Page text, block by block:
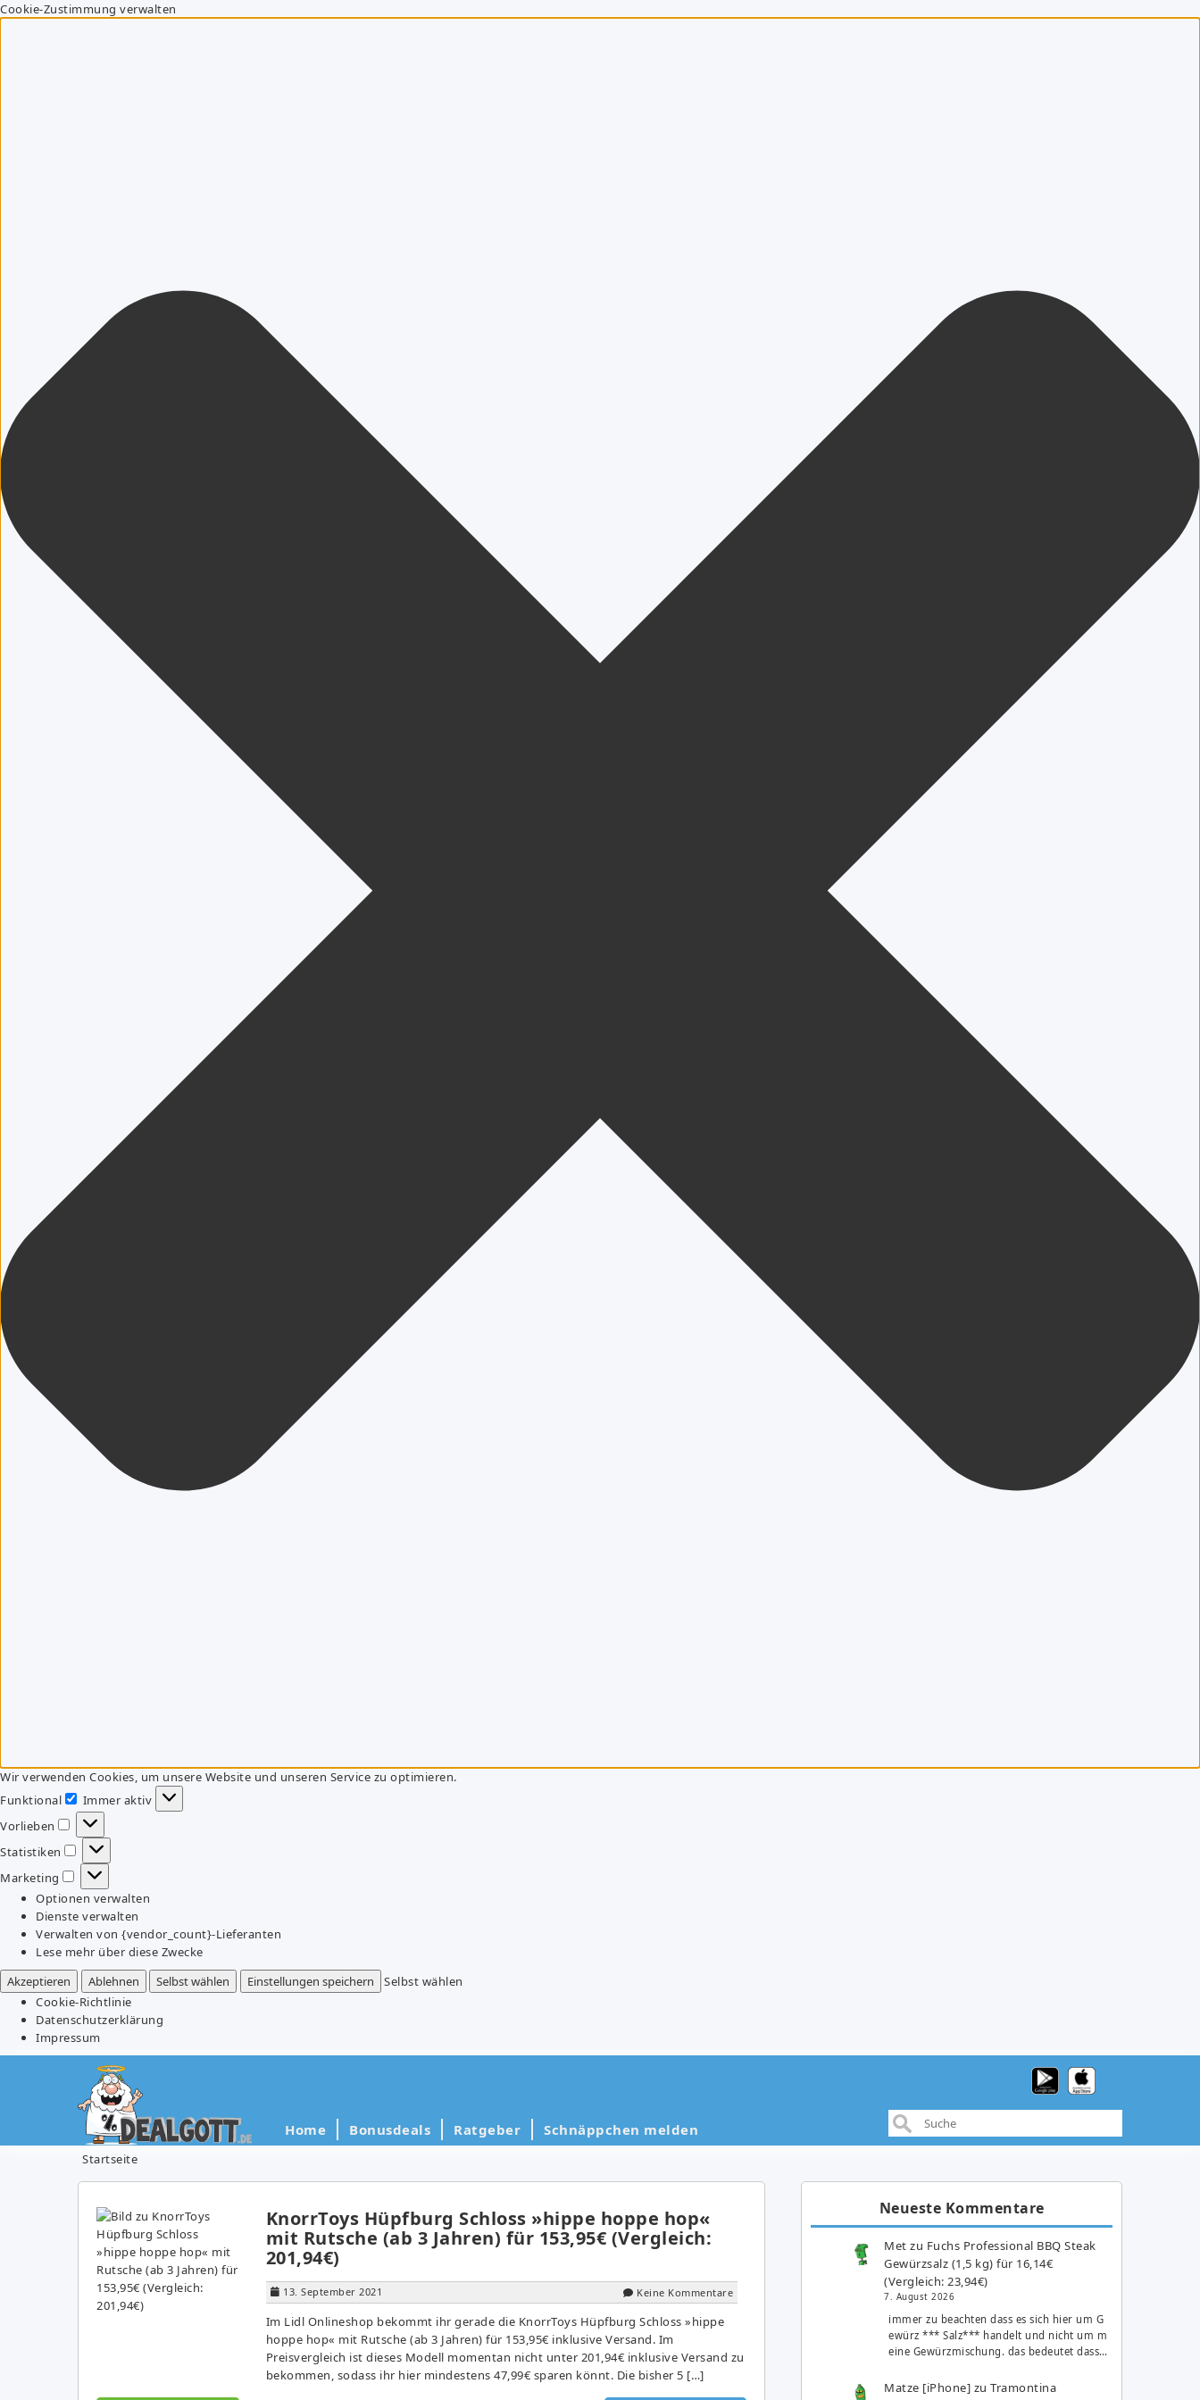
Cookie-Zustimmung verwalten
Wir verwenden Cookies, um unsere Website und unseren Service zu optimieren.
Funktional
Funktional
Immer aktiv
Vorlieben
Vorlieben
Statistiken
Statistiken
Marketing
Marketing
Optionen verwalten
Dienste verwalten
Verwalten von {vendor_count}-Lieferanten
Lese mehr über diese Zwecke
Akzeptieren
Ablehnen Selbst wählen Einstellungen speichern
Selbst wählen
Cookie-Richtlinie
Datenschutzerklärung
Impressum
Home Bonusdeals Ratgeber Schnäppchen melden
Startseite
KnorrToys Hüpfburg Schloss »hippe hoppe hop«
mit Rutsche (ab 3 Jahren) für 153,95€ (Vergleich:
201,94€)
13. September 2021 Keine Kommentare
Im Lidl Onlineshop bekommt ihr gerade die KnorrToys Hüpfburg Schloss »hippe
hoppe hop« mit Rutsche (ab 3 Jahren) für 153,95€ inklusive Versand. Im
Preisvergleich ist dieses Modell momentan nicht unter 201,94€ inklusive Versand zu
bekommen, sodass ihr hier mindestens 47,99€ sparen könnt. Die bisher 5 […]
Neueste Kommentare
Met zu Fuchs Professional BBQ Steak
Gewürzsalz (1,5 kg) für 16,14€
(Vergleich: 23,94€)
7. August 2026
immer zu beachten dass es sich hier um G
ewürz *** Salz*** handelt und nicht um m
eine Gewürzmischung. das bedeutet dass…
Matze [iPhone] zuTramontina